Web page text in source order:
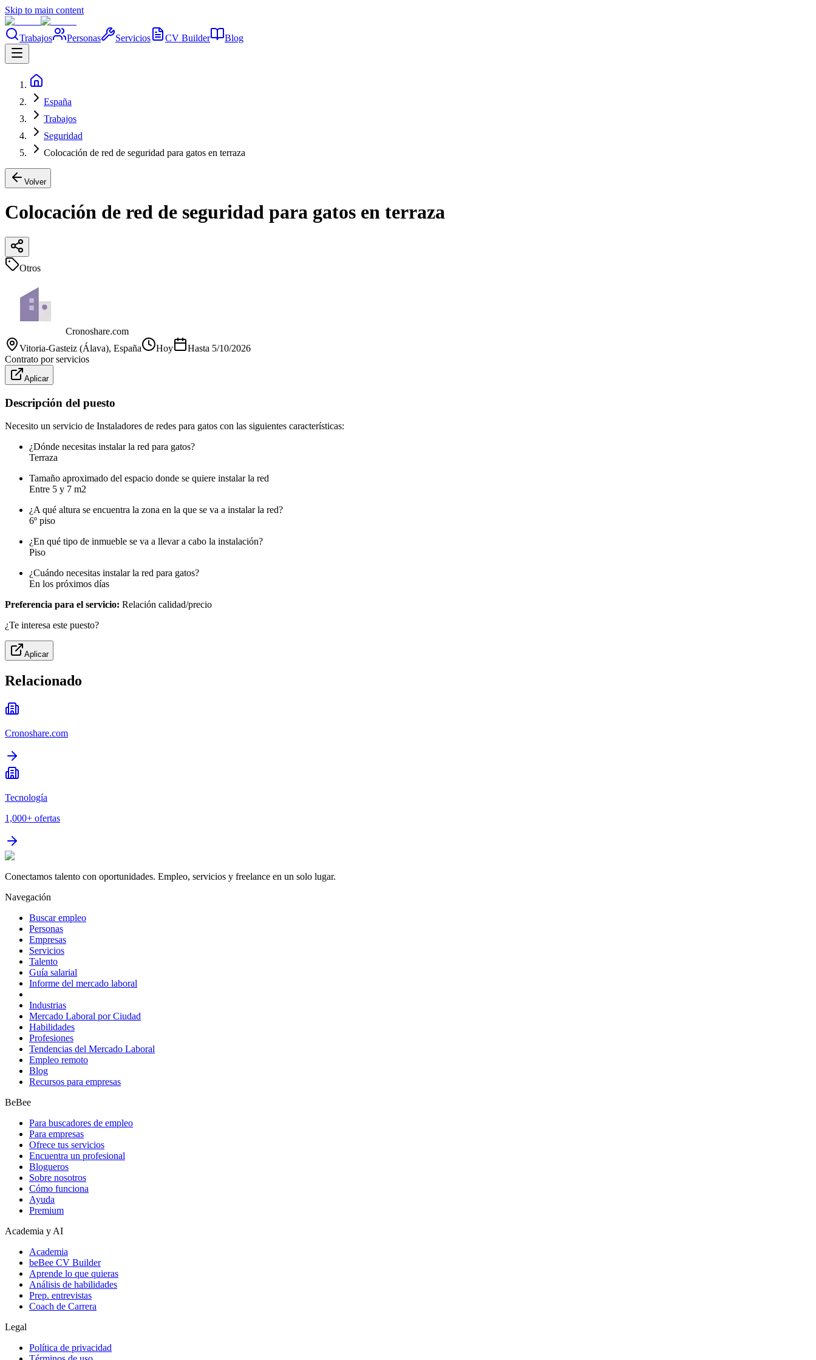
Skip to main content
Trabajos Personas Servicios CV Builder Blog
España
Trabajos
Seguridad
Colocación de red de seguridad para gatos en terraza
Volver
Colocación de red de seguridad para gatos en terraza
Otros
Cronoshare.com
Vitoria-Gasteiz (Álava), España Hoy Hasta 5/10/2026
Contrato por servicios
Aplicar
Descripción del puesto
Necesito un servicio de Instaladores de redes para gatos con las siguientes características:
¿Dónde necesitas instalar la red para gatos?
Terraza
Tamaño aproximado del espacio donde se quiere instalar la red
Entre 5 y 7 m2
¿A qué altura se encuentra la zona en la que se va a instalar la red?
6º piso
¿En qué tipo de inmueble se va a llevar a cabo la instalación?
Piso
¿Cuándo necesitas instalar la red para gatos?
En los próximos días
Preferencia para el servicio: Relación calidad/precio
¿Te interesa este puesto?
Aplicar
Relacionado
Cronoshare.com
Tecnología
1,000+ ofertas
Conectamos talento con oportunidades. Empleo, servicios y freelance en un solo lugar.
Navegación
Buscar empleo
Personas
Empresas
Servicios
Talento
Guía salarial
Informe del mercado laboral
Industrias
Mercado Laboral por Ciudad
Habilidades
Profesiones
Tendencias del Mercado Laboral
Empleo remoto
Blog
Recursos para empresas
BeBee
Para buscadores de empleo
Para empresas
Ofrece tus servicios
Encuentra un profesional
Blogueros
Sobre nosotros
Cómo funciona
Ayuda
Premium
Academia y AI
Academia
beBee CV Builder
Aprende lo que quieras
Análisis de habilidades
Prep. entrevistas
Coach de Carrera
Legal
Política de privacidad